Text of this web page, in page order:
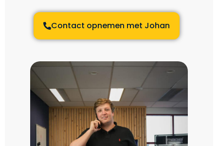
Contact opnemen met Johan